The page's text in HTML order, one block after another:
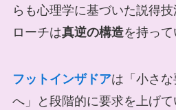
らも心理学に基づいた説得
ローチは真逆の構造を持って
フットインザドアは「小さ
へ」と段階的に要求を上げ